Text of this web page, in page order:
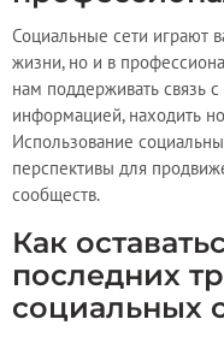
Социальные сети играют
жизни, но и в
нам поддерживать связь
информацией, находить
Использование
перспективы для
сообществ.
Как
последних
социальных